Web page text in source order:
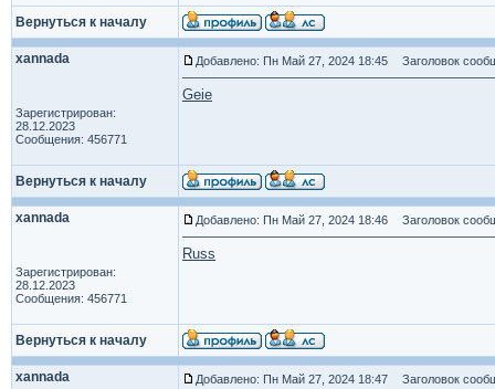
Вернуться к началу
xannada
Зарегистрирован:
28.12.2023
Сообщения: 456771
Добавлено: Пн Май 27, 2024 18:45 Заголовок
Geie
Вернуться к началу
xannada
Зарегистрирован:
28.12.2023
Сообщения: 456771
Добавлено: Пн Май 27, 2024 18:46 Заголовок
Russ
Вернуться к началу
xannada Добавлено: Пн Май 27, 2024 18:47 Заголовок